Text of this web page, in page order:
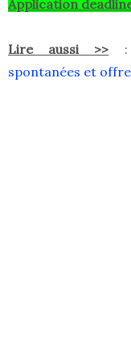
Application
Lire aussi >>
spontanées et